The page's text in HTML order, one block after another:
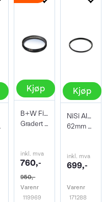
Kjøp
B+W Filter 701 MRC 62mm
Gradert gråfilter
inkl. mva
760,-
950,-
Varenr
119969
Kjøp
NiSi AIR Protector Filter 62mm
62mm Beskyttelsesfilter
inkl. mva
699,-
Varenr
171288